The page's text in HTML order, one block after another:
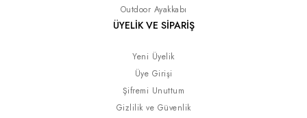
Outdoor Ayakkabı
ÜYELİK VE SİPARİŞ
Yeni Üyelik
Üye Girişi
Şifremi Unuttum
Gizlilik ve Güvenlik